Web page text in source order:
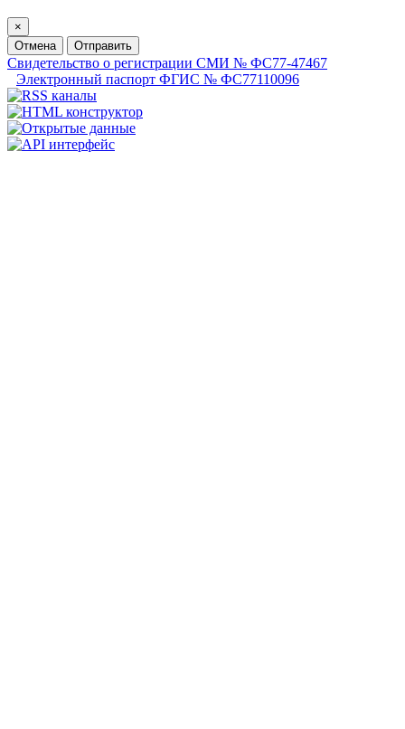
×
Отмена
Отправить
Свидетельство о регистрации СМИ № ФС77-47467
Электронный паспорт ФГИС № ФС77110096